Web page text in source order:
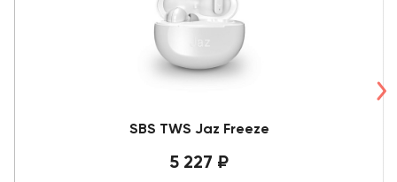
SBS TWS Jaz Freeze
5 227 ₽